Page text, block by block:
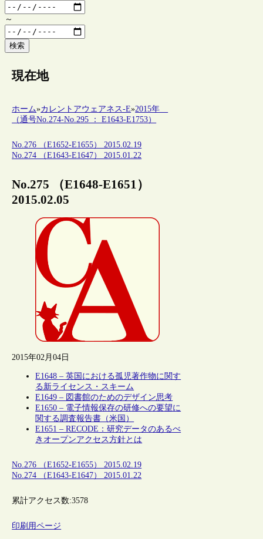
～
検索
現在地
ホーム»カレントアウェアネス-E»2015年
（通号No.274-No.295 ： E1643-E1753）
No.276 （E1652-E1655） 2015.02.19
No.274 （E1643-E1647） 2015.01.22
No.275 （E1648-E1651）
2015.02.05
2015年02月04日
E1648 – 英国における孤児著作物に関す
る新ライセンス・スキーム
E1649 – 図書館のためのデザイン思考
E1650 – 電子情報保存の研修への要望に
関する調査報告書（米国）
E1651 – RECODE：研究データのあるべ
きオープンアクセス方針とは
No.276 （E1652-E1655） 2015.02.19
No.274 （E1643-E1647） 2015.01.22
累計アクセス数:3578
印刷用ページ